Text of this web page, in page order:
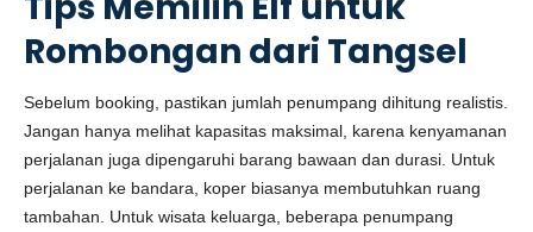
Rombongan dari Tangsel
Sebelum booking, pastikan jumlah penumpang dihitung realistis.
Jangan hanya melihat kapasitas maksimal, karena kenyamanan
perjalanan juga dipengaruhi barang bawaan dan durasi. Untuk
perjalanan ke bandara, koper biasanya membutuhkan ruang
tambahan. Untuk wisata keluarga, beberapa penumpang